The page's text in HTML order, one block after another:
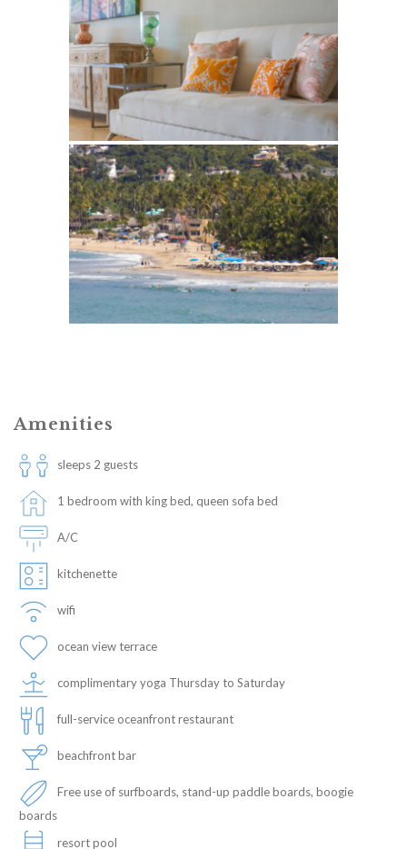
Amenities
sleeps 2 guests
1 bedroom with king bed, queen sofa bed
A/C
kitchenette
wifi
ocean view terrace
complimentary yoga Thursday to Saturday
full-service oceanfront restaurant
beachfront bar
Free use of surfboards, stand-up paddle boards, boogie
boards
resort pool